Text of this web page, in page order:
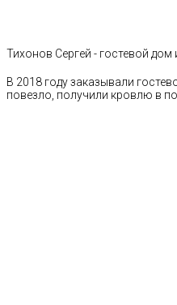
Тихонов Сергей - гостевой дом
В 2018 году заказывали
повезло, получили кровлю в